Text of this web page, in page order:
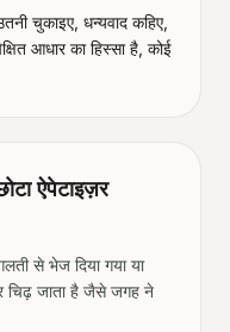
चुकाइए, धन्यवाद कहिए,
आधार का हिस्सा है, कोई
ऐपेटाइज़र
से भेज दिया गया या
चिढ़ जाता है जैसे जगह ने